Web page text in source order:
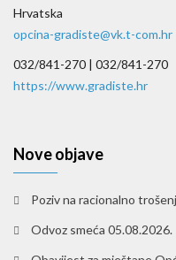
Hrvatska
opcina-gradiste@vk.t-com.hr
032/841-270 | 032/841-270
https://www.gradiste.hr
Nove objave
Poziv na racionalno
Odvoz smeća 05.08.2026.